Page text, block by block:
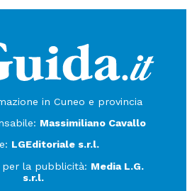
in Cuneo e provincia
Massimiliano Cavallo
LGEditoriale s.r.l.
per la pubblicità: Media L.G.
s.r.l.